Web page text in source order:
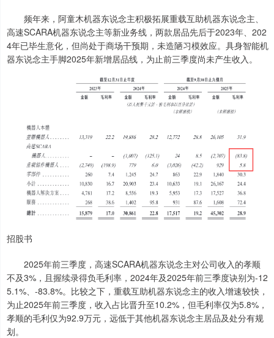
频年来，阿童木机器东说念主积极拓展重载互助机器东说念主、
高速SCARA机器东说念主等新业务线，两款居品先后于2023年、202
4年已毕生意化，但尚处于商场干预期，未造陋习模效应。具身智能机
器东说念主手脚2025年新增居品线，为止前三季度尚未产生收入。
招股书
2025年前三季度，高速SCARA机器东说念主对公司收入的孝顺
不及3%，且握续录得负毛利率，2024年及2025年前三季度诀别为-12
5.1%、-83.8%。比较之下，重载互助机器东说念主的收入增速较快，
为止2025年前三季度，收入占比晋升至10.2%，但毛利率仅为5.8%，
孝顺的毛利仅为92.9万元，远低于其他机器东说念主居品及处分有规
划。